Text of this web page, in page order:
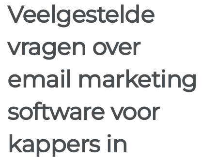
Veelgestelde
vragen over
email marketing
software voor
kappers in